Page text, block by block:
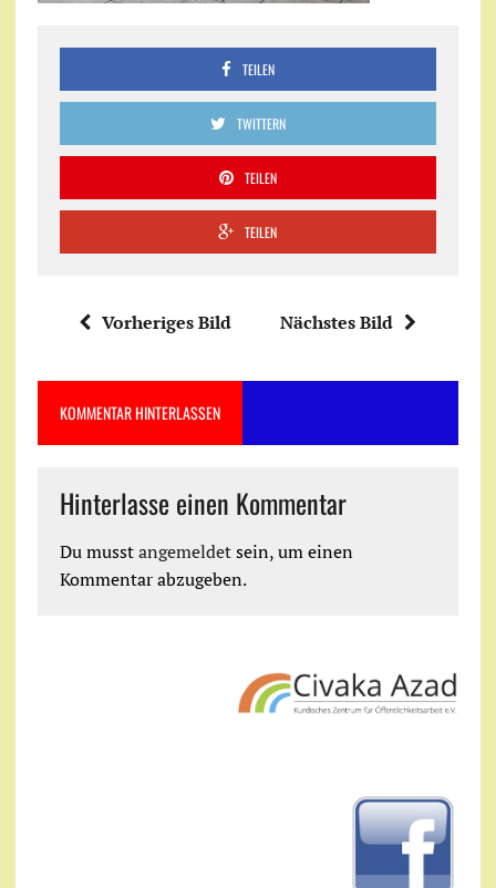
TEILEN
TWITTERN
TEILEN
TEILEN
Vorheriges Bild Nächstes Bild
KOMMENTAR HINTERLASSEN
Hinterlasse einen Kommentar
Du musstangemeldetsein, um einen
Kommentar abzugeben.